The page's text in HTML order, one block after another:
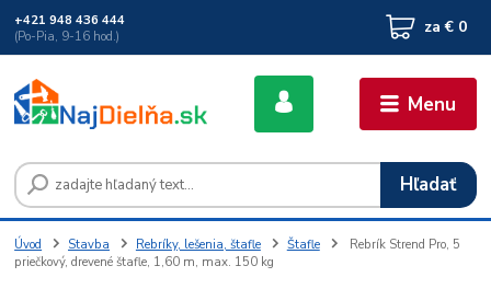
Menu
Hľadať
+421 948 436 444
(Po-Pia, 9-16 hod.)
za € 0
Úvod Stavba Rebríky, lešenia, štafle Štafle
Rebrík Strend Pro, 5
priečkový, drevené štafle, 1,60 m, max. 150 kg